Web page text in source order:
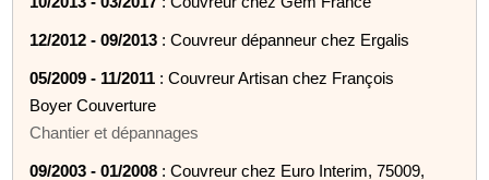
12/2012 - 09/2013 : Couvreur dépanneur chez Ergalis
05/2009 - 11/2011 : Couvreur Artisan chez François
Boyer Couverture
Chantier et dépannages
09/2003 - 01/2008 : Couvreur chez Euro Interim, 75009,